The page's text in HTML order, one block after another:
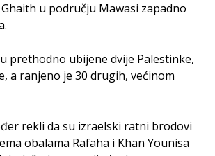
u području Mawasi zapadno
prethodno ubijene dvije Palestinke,
a ranjeno je 30 drugih, većinom
rekli da su izraelski ratni brodovi
obalama Rafaha i Khan Younisa